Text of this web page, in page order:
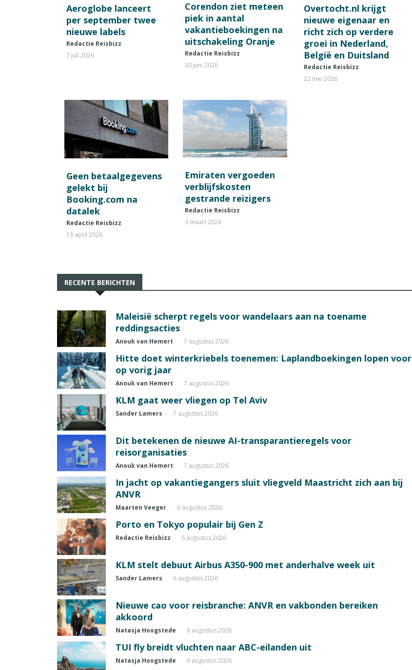
Aeroglobe lanceert
per september twee
nieuwe labels
Redactie Reisbizz
7 juli 2026
Corendon ziet meteen
piek in aantal
vakantieboekingen na
uitschakeling Oranje
Redactie Reisbizz
30 juni 2026
Overtocht.nl krijgt
nieuwe eigenaar en
richt zich op verdere
groei in Nederland,
België en Duitsland
Redactie Reisbizz
22 mei 2026
Geen betaalgegevens
gelekt bij
Booking.com na
datalek
Redactie Reisbizz
13 april 2026
Emiraten vergoeden
verblijfskosten
gestrande reizigers
Redactie Reisbizz
3 maart 2026
RECENTE BERICHTEN
Maleisië scherpt regels voor wandelaars aan na toename
reddingsacties
Anouk van Hemert 7 augustus 2026
Hitte doet winterkriebels toenemen: Laplandboekingen lopen voor
op vorig jaar
Anouk van Hemert 7 augustus 2026
KLM gaat weer vliegen op Tel Aviv
Sander Lamers 7 augustus 2026
Dit betekenen de nieuwe AI-transparantieregels voor
reisorganisaties
Anouk van Hemert 7 augustus 2026
In jacht op vakantiegangers sluit vliegveld Maastricht zich aan bij
ANVR
Maarten Veeger 6 augustus 2026
Porto en Tokyo populair bij Gen Z
Redactie Reisbizz 6 augustus 2026
KLM stelt debuut Airbus A350-900 met anderhalve week uit
Sander Lamers 6 augustus 2026
Nieuwe cao voor reisbranche: ANVR en vakbonden bereiken
akkoord
Natasja Hoogstede 6 augustus 2026
TUI fly breidt vluchten naar ABC-eilanden uit
Natasja Hoogstede 6 augustus 2026